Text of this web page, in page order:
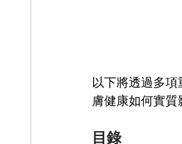
以下將透過多
膚健康如何實質
目錄